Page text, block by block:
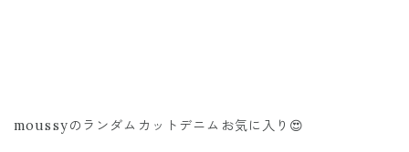
moussyのランダムカットデニムお気に入り😍